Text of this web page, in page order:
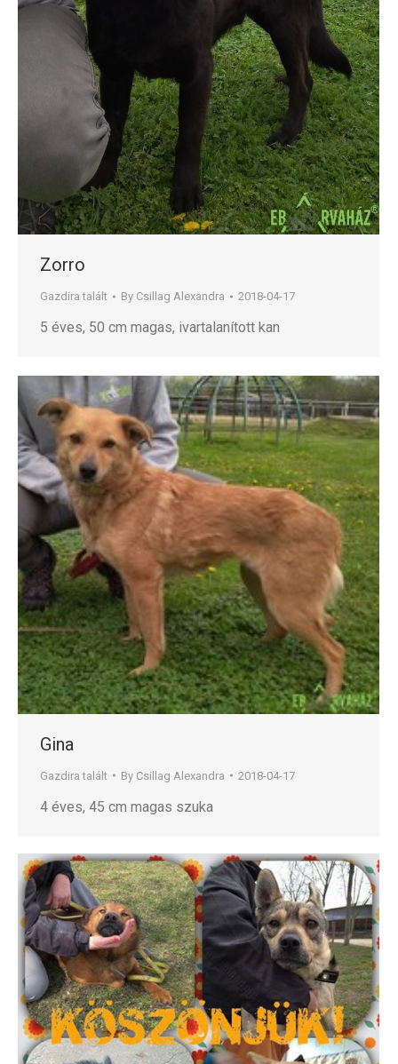
Zorro
Gazdira talált By Csillag Alexandra 2018-04-17
5 éves, 50 cm magas, ivartalanított kan
Gina
Gazdira talált By Csillag Alexandra 2018-04-17
4 éves, 45 cm magas szuka